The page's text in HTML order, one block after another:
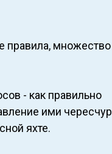
правила, множество
- как правильно
ими чересчур
яхте.